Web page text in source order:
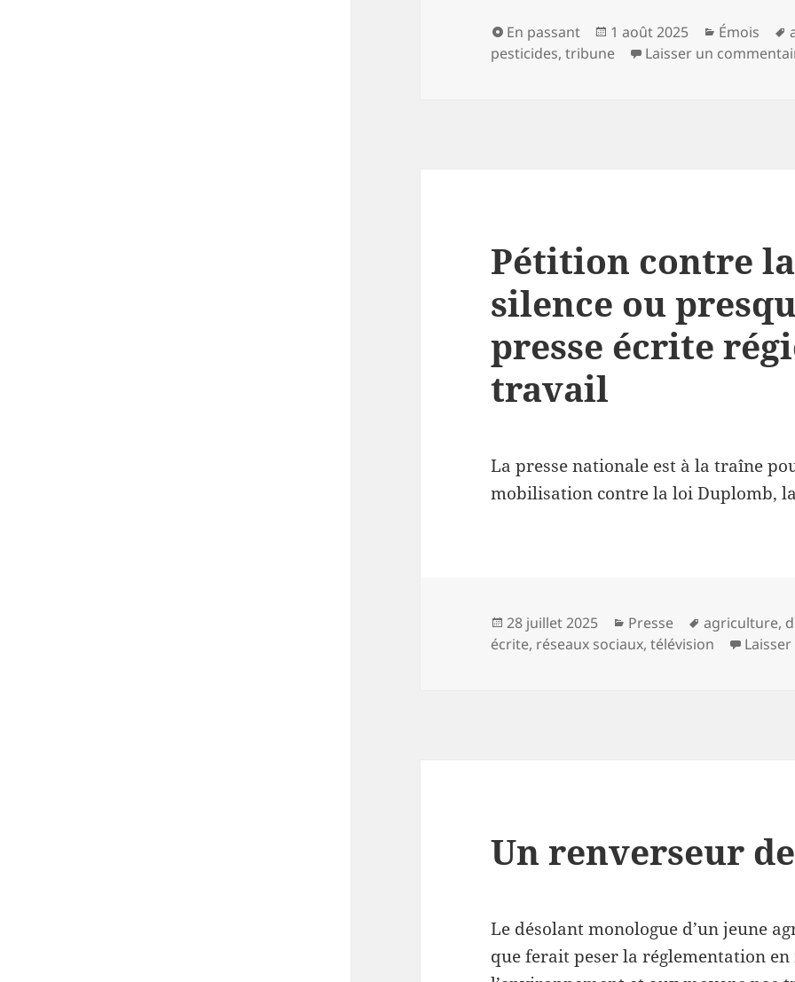
Format
En passant
Publié
le
1 août 2025 Catégories
Émois
pesticides,tribune Laisser un
Pétition contre
silence ou
presse écrite
travail
La presse nationale est à la traîne
mobilisation contre la loi Duplomb,
Publié
le
28 juillet 2025 Catégories
Presse
Mots-
clés
agriculture,
écrite, réseaux sociaux,télévision
Un renverseur
Le désolant monologue d’un jeune
que ferait peser la réglementation